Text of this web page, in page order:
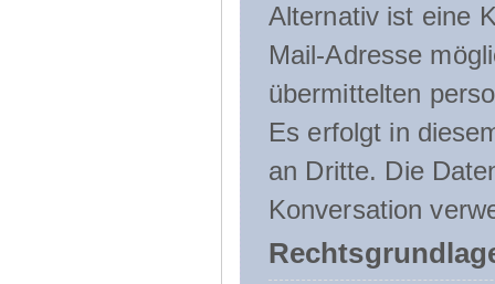
Alternativ ist eine
Mail-Adresse
übermittelten
Es erfolgt in
an Dritte. Die
Konversation